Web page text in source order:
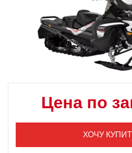
Цена по
ХОЧУ